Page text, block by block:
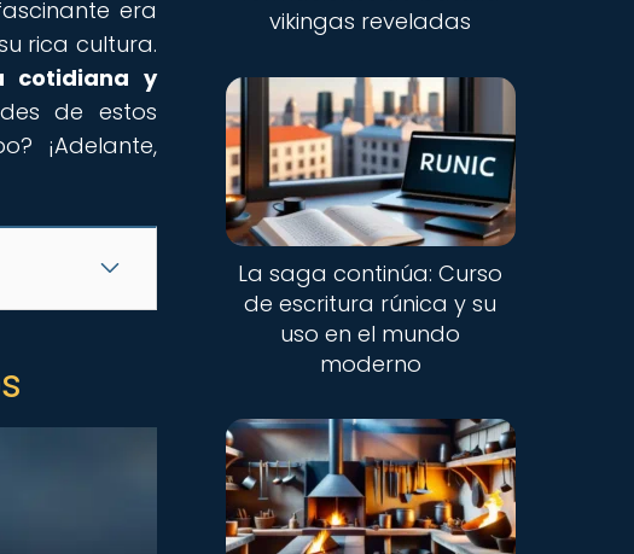
era
rica cultura.
cotidiana y
de estos
¡Adelante,
vikingas reveladas
La saga continúa: Curso
de escritura rúnica y su
uso en el mundo
moderno